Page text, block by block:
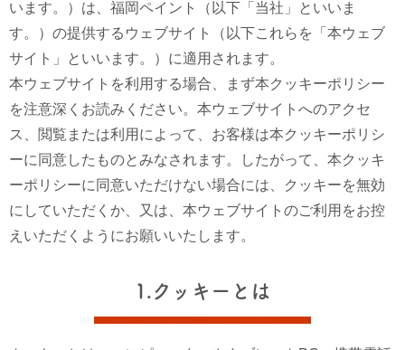
います。）は、福岡ペイント（以下「当社」といいま
す。）の提供するウェブサイト（以下これらを「本ウェブ
サイト」といいます。）に適用されます。
本ウェブサイトを利用する場合、まず本クッキーポリシー
を注意深くお読みください。本ウェブサイトへのアクセ
ス、閲覧または利用によって、お客様は本クッキーポリシ
ーに同意したものとみなされます。したがって、本クッキ
ーポリシーに同意いただけない場合には、クッキーを無効
にしていただくか、又は、本ウェブサイトのご利用をお控
えいただくようにお願いいたします。
1.クッキーとは